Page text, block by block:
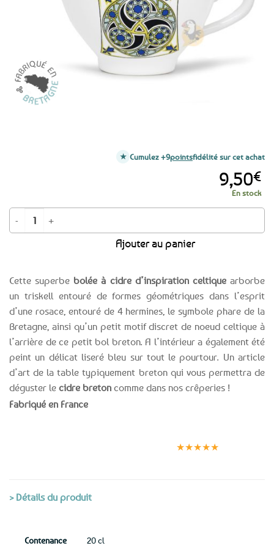
favoris
Cette superbe bolée à cidre d’inspiration celtiquearborbe
un triskell entouré de formes géométriques dans l’esprit
d’une rosace, entouré de 4 hermines, le symbole phare de la
Bretagne, ainsi qu’un petit motif discret de noeud celtique à
l’arrière de ce petit bol breton. A l’intérieur a également été
peint un délicat liseré bleu sur tout le pourtour. Un article
d’art de la table typiquement breton qui vous permettra de
déguster le cidre breton comme dans nos crêperies !
Fabriqué en France
9,50€
En stock
quantité de Bolée à cidre bretonne - Triskell Celte
Ajouter au panier
Cumulez +9pointsfidélité sur cet achat
★★★★★
> Détails du produit
Contenance 20 cl